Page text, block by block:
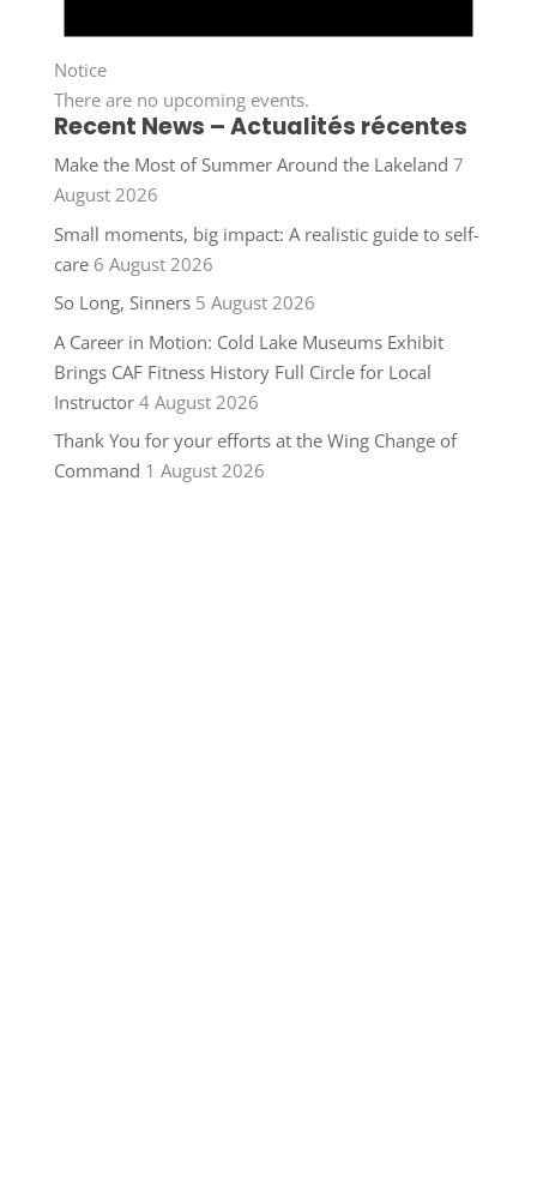
Notice
There are no upcoming events.
Recent News – Actualités récentes
Make the Most of Summer Around the Lakeland 7
August 2026
Small moments, big impact: A realistic guide to self-
care 6 August 2026
So Long, Sinners 5 August 2026
A Career in Motion: Cold Lake Museums Exhibit
Brings CAF Fitness History Full Circle for Local
Instructor 4 August 2026
Thank You for your efforts at the Wing Change of
Command 1 August 2026